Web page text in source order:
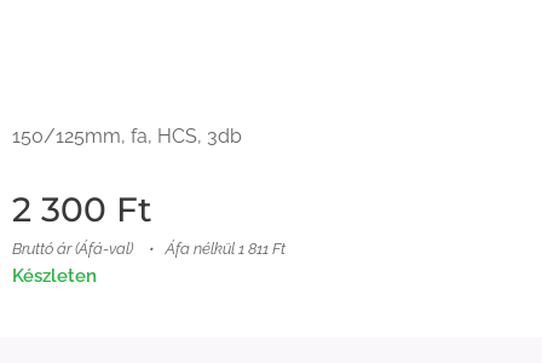
150/125mm, fa, HCS, 3db
2 300 Ft
Bruttó ár (Áfá-val) Áfa nélkül 1 811 Ft
Készleten